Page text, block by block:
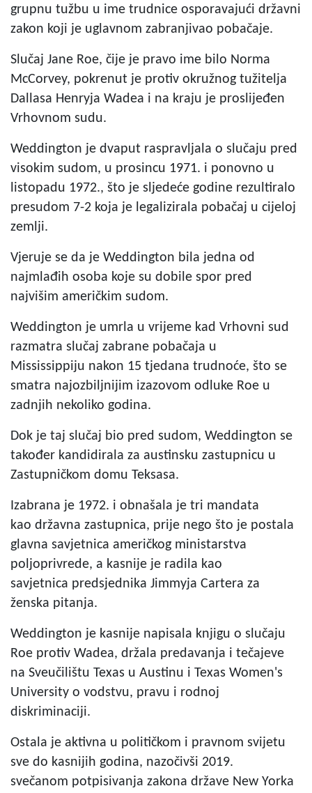
grupnu tužbu u ime trudnice osporavajući državni
zakon koji je uglavnom zabranjivao pobačaje.
Slučaj Jane Roe, čije je pravo ime bilo Norma
McCorvey, pokrenut je protiv okružnog tužitelja
Dallasa Henryja Wadea i na kraju je proslijeđen
Vrhovnom sudu.
Weddington je dvaput raspravljala o slučaju pred
visokim sudom, u prosincu 1971. i ponovno u
listopadu 1972., što je sljedeće godine rezultiralo
presudom 7-2 koja je legalizirala pobačaj u cijeloj
zemlji.
Vjeruje se da je Weddington bila jedna od
najmlađih osoba koje su dobile spor pred
najvišim američkim sudom.
Weddington je umrla u vrijeme kad Vrhovni sud
razmatra slučaj zabrane pobačaja u
Mississippiju nakon 15 tjedana trudnoće, što se
smatra najozbiljnijim izazovom odluke Roe u
zadnjih nekoliko godina.
Dok je taj slučaj bio pred sudom, Weddington se
također kandidirala za austinsku zastupnicu u
Zastupničkom domu Teksasa.
Izabrana je 1972. i obnašala je tri mandata
kao državna zastupnica, prije nego što je postala
glavna savjetnica američkog ministarstva
poljoprivrede, a kasnije je radila kao
savjetnica predsjednika Jimmyja Cartera za
ženska pitanja.
Weddington je kasnije napisala knjigu o slučaju
Roe protiv Wadea, držala predavanja i tečajeve
na Sveučilištu Texas u Austinu i Texas Women's
University o vodstvu, pravu i rodnoj
diskriminaciji.
Ostala je aktivna u političkom i pravnom svijetu
sve do kasnijih godina, nazočivši 2019.
svečanom potpisivanja zakona države New Yorka